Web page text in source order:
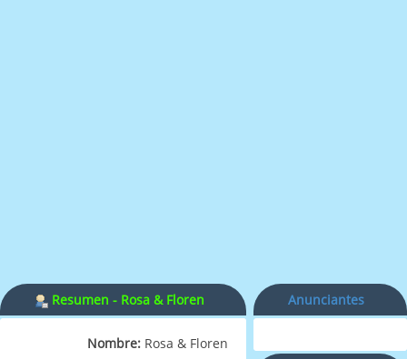
Resumen - Rosa & Floren
Nombre: Rosa & Floren
Anunciantes